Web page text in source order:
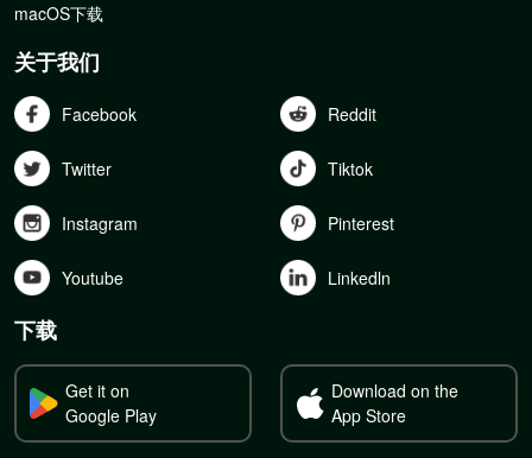
macOS下载
关于我们
Facebook Reddit
Twitter Tiktok
Instagram Pinterest
Youtube Linkedln
下载
Get it on
Google Play
Download on the
App Store